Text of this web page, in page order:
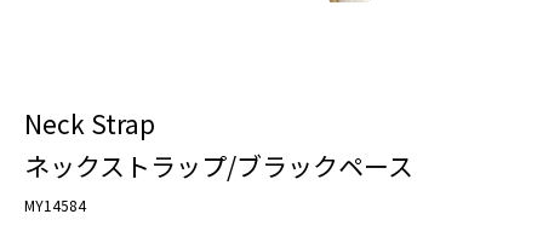
Neck Strap
ネックストラップ/ブラックペース
MY14584